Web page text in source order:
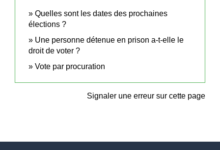
Quelles sont les dates des prochaines
élections ?
Une personne détenue en prison a-t-elle le
droit de voter ?
Vote par procuration
Signaler une erreur sur cette page